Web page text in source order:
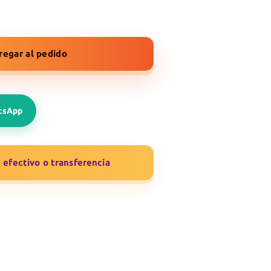
al pedido
efectivo o transferencia